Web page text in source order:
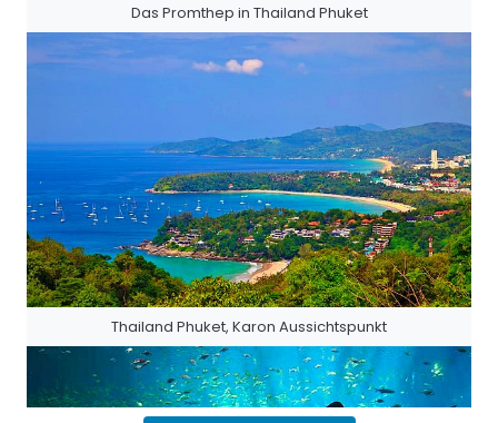
Das Promthep in Thailand Phuket
Thailand Phuket, Karon Aussichtspunkt